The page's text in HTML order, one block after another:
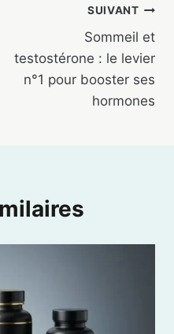
SUIVANT
Sommeil et
testostérone : le levier
n°1 pour booster ses
hormones